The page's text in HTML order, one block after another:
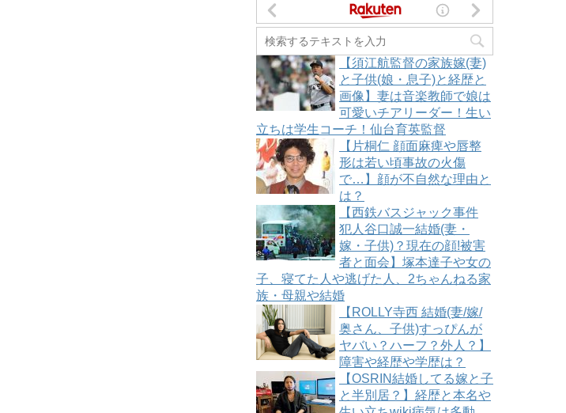
【須江航監督の家族嫁(妻)
と子供(娘・息子)と経歴と
画像】妻は音楽教師で娘は
可愛いチアリーダー！生い
立ちは学生コーチ！仙台育英監督
【片桐仁 顔面麻痺や唇整
形は若い頃事故の火傷
で…】顔が不自然な理由と
は？
【西鉄バスジャック事件
犯人谷口誠一結婚(妻・
嫁・子供)？現在の顔!被害
者と面会】塚本達子や女の
子、寝てた人や逃げた人、2ちゃんねる家
族・母親や結婚
【ROLLY寺西 結婚(妻/嫁/
奥さん、子供)すっぴんが
ヤバい？ハーフ？外人？】
障害や経歴や学歴は？
【OSRIN結婚してる嫁と子
と半別居？】経歴と本名や